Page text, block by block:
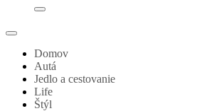
Domov
Autá
Jedlo a cestovanie
Life
Štýl